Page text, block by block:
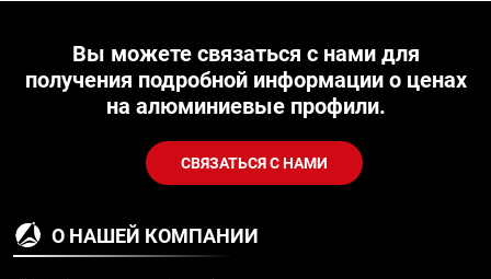
Вы можете связаться с нами для
получения подробной информации о ценах
на алюминиевые профили.
СВЯЗАТЬСЯ С НАМИ
О НАШЕЙ КОМПАНИИ